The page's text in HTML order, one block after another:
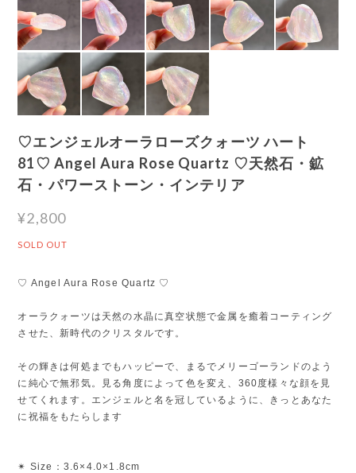
♡エンジェルオーラローズクォーツ ハート
81♡ Angel Aura Rose Quartz ♡天然石・鉱
石・パワーストーン・インテリア
¥2,800
SOLD OUT
♡ Angel Aura Rose Quartz ♡
オーラクォーツは天然の水晶に真空状態で金属を癒着コーティング
させた、新時代のクリスタルです。
その輝きは何処までもハッピーで、まるでメリーゴーランドのよう
に純心で無邪気。見る角度によって色を変え、360度様々な顔を見
せてくれます。エンジェルと名を冠しているように、きっとあなた
に祝福をもたらします
✴︎ Size：3.6×4.0×1.8cm